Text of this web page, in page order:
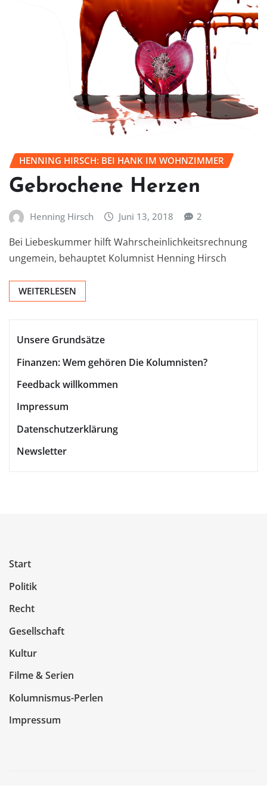
HENNING HIRSCH: BEI HANK IM WOHNZIMMER
Gebrochene Herzen
Henning Hirsch Juni 13, 2018 2
Bei Liebeskummer hilft Wahrscheinlichkeitsrechnung
ungemein, behauptet Kolumnist Henning Hirsch
WEITERLESEN
Unsere Grundsätze
Finanzen: Wem gehören Die Kolumnisten?
Feedback willkommen
Impressum
Datenschutzerklärung
Newsletter
Start
Politik
Recht
Gesellschaft
Kultur
Filme & Serien
Kolumnismus-Perlen
Impressum